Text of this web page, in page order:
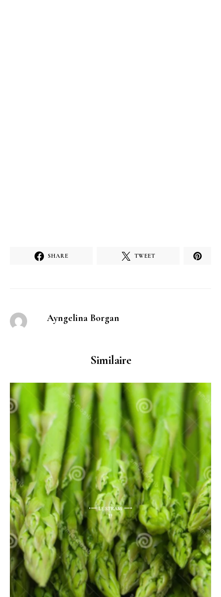
SHARE TWEET
Ayngelina Borgan
Similaire